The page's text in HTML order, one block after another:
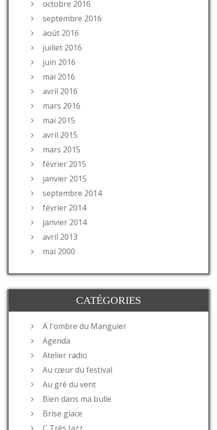
octobre 2016
septembre 2016
août 2016
juillet 2016
juin 2016
mai 2016
avril 2016
mars 2016
mai 2015
avril 2015
mars 2015
février 2015
janvier 2015
septembre 2014
février 2014
janvier 2014
avril 2013
mai 2000
CATÉGORIES
A l'ombre du Manguier
Agenda
Atelier radio
Au cœur du festival
Au gré du vent
Bien dans ma bulle
Brise glace